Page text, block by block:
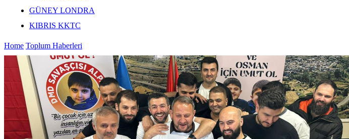
GÜNEY LONDRA
KIBRIS KKTC
Home Toplum Haberleri